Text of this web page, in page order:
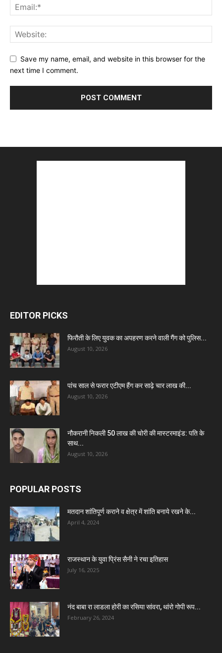
Save my name, email, and website in this browser for the
next time I comment.
EDITOR PICKS
फिरौती के लिए युवक का अपहरण करने वाली गैंग को पुलिस...
August 10, 2026
पांच साल से फरार एटीएम हैंग कर साढ़े चार लाख की...
August 10, 2026
नौकरानी निकली 50 लाख की चोरी की मास्टरमाइंड: पति के
साथ...
August 10, 2026
POPULAR POSTS
मतदान शांतिपूर्ण कराने व क्षेत्र में शांति बनाये रखने के...
April 4, 2024
राजस्थान के युवा प्रिंस सैनी ने रचा इतिहास
July 16, 2025
नंद बाबा रा लाडला होरी का रसिया सांवरा, थांरो गोपी रूप...
February 26, 2024